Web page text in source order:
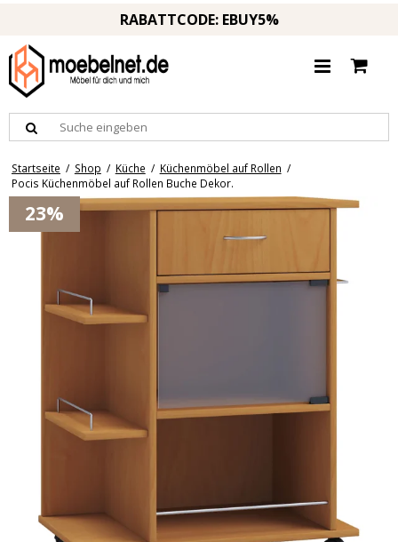
RABATTCODE: EBUY5%
Startseite / Shop / Küche / Küchenmöbel auf Rollen /
Pocis Küchenmöbel auf Rollen Buche Dekor.
23%